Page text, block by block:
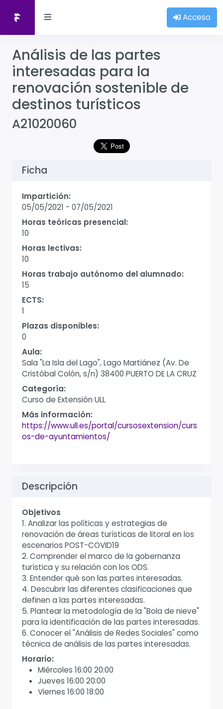
Acceso
Análisis de las partes
interesadas para la
renovación sostenible de
destinos turísticos
A21020060
Ficha
Impartición:
05/05/2021 - 07/05/2021
Horas teóricas presencial:
10
Horas lectivas:
10
Horas trabajo autónomo del alumnado:
15
ECTS:
1
Plazas disponibles:
0
Aula:
Sala "La Isla del Lago", Lago Martiánez (Av. De
Cristóbal Colón, s/n) 38400 PUERTO DE LA CRUZ
Categoría:
Curso de Extensión ULL
Más información:
https://www.ull.es/portal/cursosextension/curs
os-de-ayuntamientos/
Descripción
Objetivos
1. Analizar las políticas y estrategias de
renovación de áreas turísticas de litoral en los
escenarios POST-COVID19
2. Comprender el marco de la gobernanza
turística y su relación con los ODS.
3. Entender qué son las partes interesadas.
4. Descubrir las diferentes clasificaciones que
definen a las partes interesadas.
5. Plantear la metodología de la "Bola de nieve"
para la identificación de las partes interesadas.
6. Conocer el "Análisis de Redes Sociales" como
técnica de análisis de las partes interesadas.
Horario:
Miércoles 16:00 20:00
Jueves 16:00 20:00
Viernes 16:00 18:00